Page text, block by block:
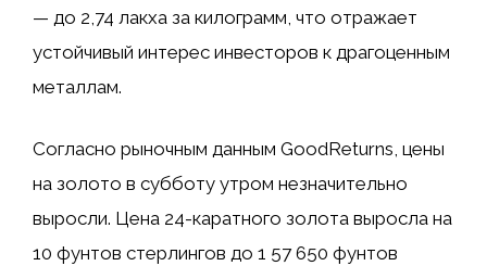
— до 2,74 лакха за килограмм, что отражает
устойчивый интерес инвесторов к драгоценным
металлам.
Согласно рыночным данным GoodReturns, цены
на золото в субботу утром незначительно
выросли. Цена 24-каратного золота выросла на
10 фунтов стерлингов до 1 57 650 фунтов